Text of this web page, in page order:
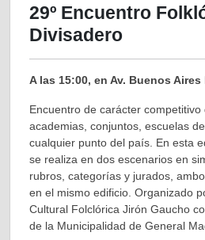
29º Encuentro
Divisadero
A las 15:00, en Av. Buenos Aires
Encuentro de carácter competitivo
academias, conjuntos, escuelas
cualquier punto del país. En esta
se realiza en dos escenarios en
rubros, categorías y jurados,
en el mismo edificio. Organizado
Cultural Folclórica Jirón Gaucho
de la Municipalidad de General